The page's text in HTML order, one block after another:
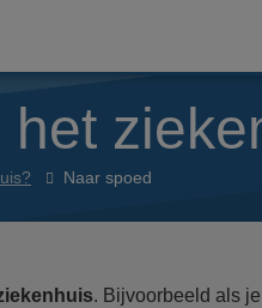
Naar spoed
. Bijvoorbeeld als